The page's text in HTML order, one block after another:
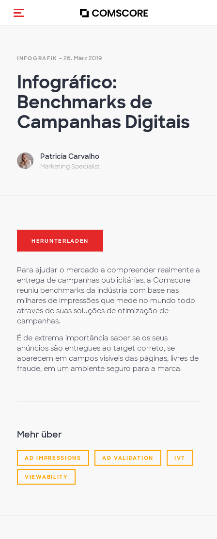
Navigation (de-)aktivieren
INFOGRAFIK - 26. März 2019
Infográfico:
Benchmarks de
Campanhas Digitais
Patricia Carvalho
Marketing Specialist
HERUNTERLADEN
Para ajudar o mercado a compreender realmente a
entrega de campanhas publicitárias, a Comscore
reuniu benchmarks da indústria com base nas
milhares de impressões que mede no mundo todo
através de suas soluções de otimização de
campanhas.
É de extrema importância saber se os seus
anúncios são entregues ao target correto, se
aparecem em campos visíveis das páginas, livres de
fraude, em um ambiente seguro para a marca.
Mehr über
AD IMPRESSIONS AD VALIDATION IVT
VIEWABILITY